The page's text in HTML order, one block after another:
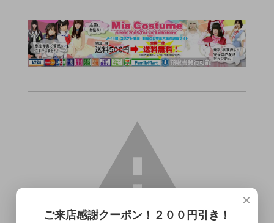
×
ご来店感謝クーポン！２００円引き！